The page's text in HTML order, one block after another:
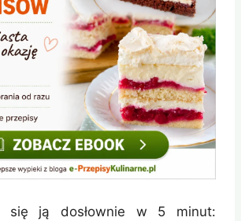
się ją dosłownie w 5 minut: